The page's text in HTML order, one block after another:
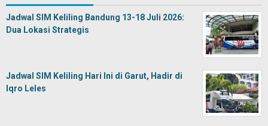
Jadwal SIM Keliling Bandung 13-18 Juli 2026:
Dua Lokasi Strategis
Jadwal SIM Keliling Hari Ini di Garut, Hadir di
Iqro Leles